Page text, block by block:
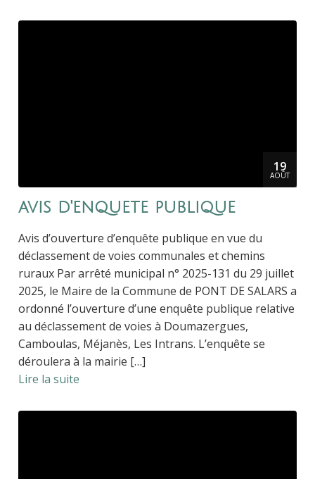
19
AOÛT
avis d'enquete publique
Avis d’ouverture d’enquête publique en vue du
déclassement de voies communales et chemins
ruraux Par arrêté municipal n° 2025-131 du 29 juillet
2025, le Maire de la Commune de PONT DE SALARS a
ordonné l’ouverture d’une enquête publique relative
au déclassement de voies à Doumazergues,
Camboulas, Méjanès, Les Intrans. L’enquête se
déroulera à la mairie […]
Lire la suite